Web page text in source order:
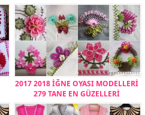
2017 2018 İĞNE OYASI MODELLERİ
279 TANE EN GÜZELLERİ